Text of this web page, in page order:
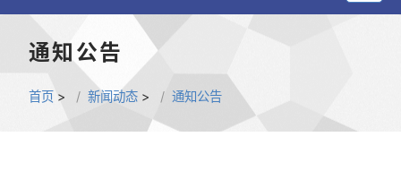
通知公告
首页 > 新闻动态 > 通知公告